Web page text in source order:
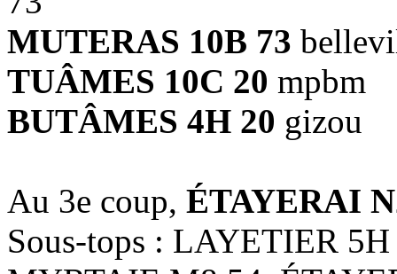
MUTERAS 10B 73
TUÂMES 10C 20 mpbm
BUTÂMES 4H 20 gizou
Au 3e coup, ÉTAYERAI
Sous-tops : LAYETIER